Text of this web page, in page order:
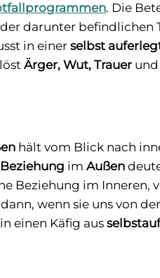
. Die
darunter
in einerselbst
Ärger, Wut, Trauer und
hält vom Blick nach
im Außen
Beziehung im
wenn sie uns von
einen Käfig aus